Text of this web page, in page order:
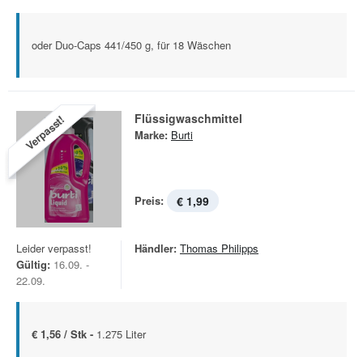
oder Duo-Caps 441/450 g, für 18 Wäschen
Verpasst! Flüssigwaschmittel
Marke: Burti
Preis: € 1,99
Leider verpasst!
Gültig: 16.09. -
22.09.
Händler: Thomas Philipps
€ 1,56 / Stk - 1.275 Liter